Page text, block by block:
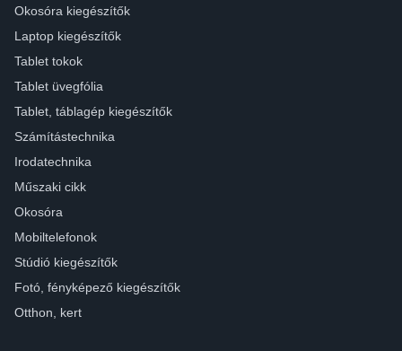
Okosóra kiegészítők
Laptop kiegészítők
Tablet tokok
Tablet üvegfólia
Tablet, táblagép kiegészítők
Számítástechnika
Irodatechnika
Műszaki cikk
Okosóra
Mobiltelefonok
Stúdió kiegészítők
Fotó, fényképező kiegészítők
Otthon, kert